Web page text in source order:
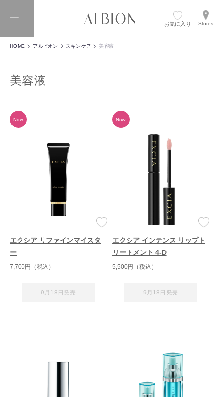
お気に入り Stores
HOME アルビオン スキンケア 美容液
美容液
エクシア リファインマイスタ
ー
7,700円（税込）
9月18日発売
エクシア インテンス リップト
リートメント 4-D
5,500円（税込）
9月18日発売